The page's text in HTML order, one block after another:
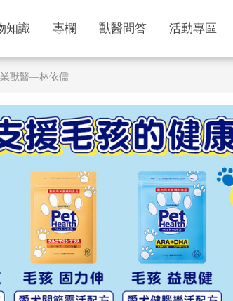
知識 專欄 獸醫問答 活動專區
業獸醫—林依儒